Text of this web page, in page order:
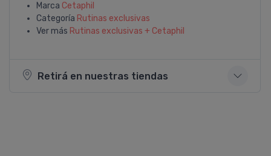
Marca Cetaphil
Categoría Rutinas exclusivas
Ver más Rutinas exclusivas + Cetaphil
Retirá en nuestras tiendas